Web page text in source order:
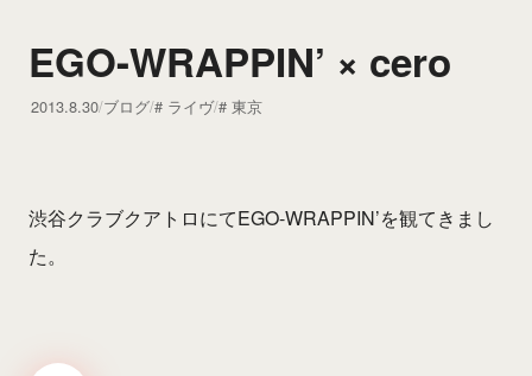
EGO-WRAPPIN’ × cero
2013.8.30 ブログ ライヴ 東京
渋谷クラブクアトロにてEGO-WRAPPIN’を観てきまし
た。